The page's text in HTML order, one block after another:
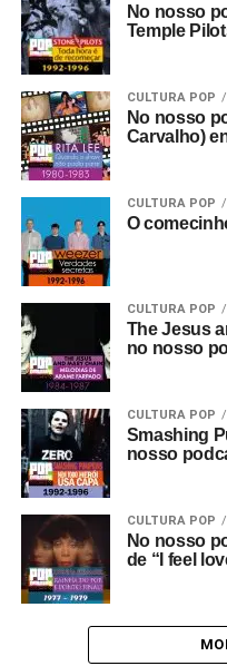
No nosso
Temple
CULTURA POP
No nosso
Carvalho)
CULTURA POP
O
CULTURA POP
The Jesus
no nosso
CULTURA POP
Smashing
nosso
CULTURA POP
No nosso
de “I feel